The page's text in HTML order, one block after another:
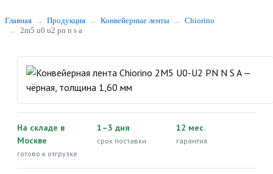
Главная Продукция Конвейерные ленты
Chiorino
2m5 u0 u2 pn n s a
На складе в
Москве
готово к отгрузке
1–3 дня
срок поставки
12 мес.
гарантия